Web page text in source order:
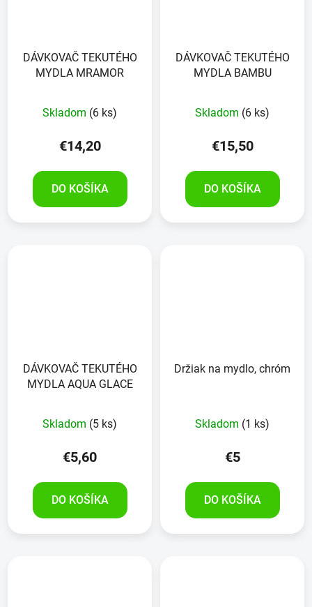
DÁVKOVAČ TEKUTÉHO
MYDLA MRAMOR
Skladom (6 ks)
€14,20
DO KOŠÍKA
DÁVKOVAČ TEKUTÉHO
MYDLA BAMBU
Skladom (6 ks)
€15,50
DO KOŠÍKA
DÁVKOVAČ TEKUTÉHO
MYDLA AQUA GLACE
Skladom (5 ks)
€5,60
DO KOŠÍKA
Držiak na mydlo, chróm
Skladom (1 ks)
€5
DO KOŠÍKA